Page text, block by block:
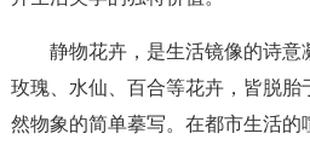
静物花卉，是生活镜像的诗意
玫瑰、水仙、百合等花卉，皆脱胎
然物象的简单摹写。在都市生活